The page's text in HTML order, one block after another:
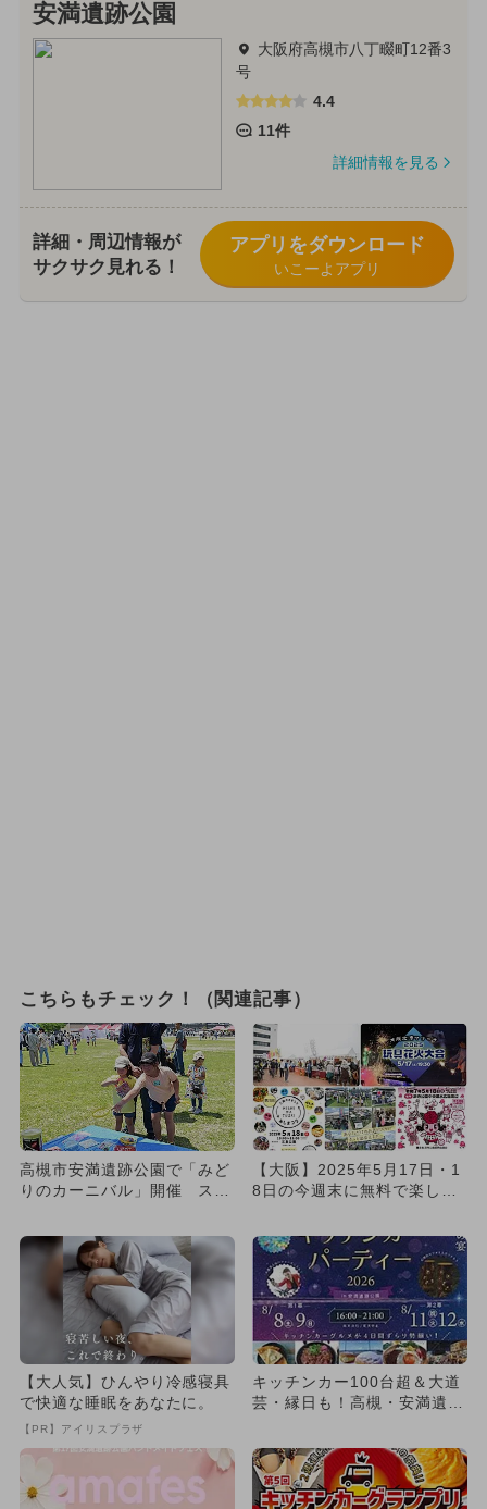
安満遺跡公園
大阪府高槻市八丁畷町12番3
号
4.4
11件
詳細情報を見る
詳細・周辺情報が
サクサク見れる！
アプリをダウンロード
いこーよアプリ
こちらもチェック！（関連記事）
高槻市安満遺跡公園で「みど
りのカーニバル」開催 ステ
【大阪】2025年5月17日・1
8日の今週末に無料で楽しめ
【大人気】ひんやり冷感寝具
で快適な睡眠をあなたに。
【PR】アイリスプラザ
キッチンカー100台超＆大道
芸・縁日も！高槻・安満遺跡